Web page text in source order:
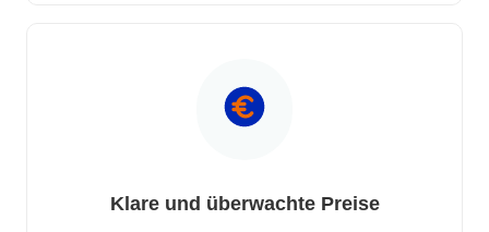
Klare und überwachte Preise